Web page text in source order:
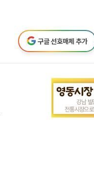
구글 선호매체 추가